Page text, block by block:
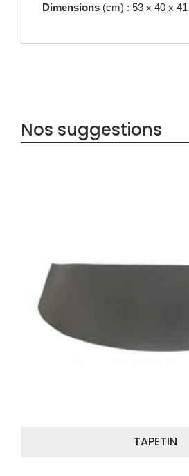
Dimensions (cm) : 53 x 40 x 41
Nos suggestions
TAPETIN